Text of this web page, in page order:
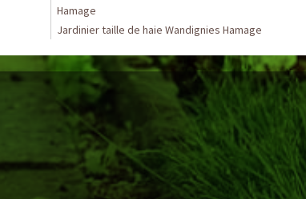
Hamage
Jardinier taille de haie Wandignies Hamage